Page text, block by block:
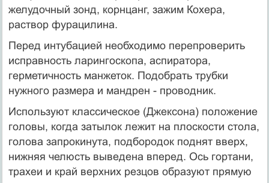
желудочный зонд, корнцанг, зажим Кохера,
раствор фурацилина.
Перед интубацией необходимо перепроверить
исправность ларингоскопа, аспиратора,
герметичность манжеток. Подобрать трубки
нужного размера и мандрен - проводник.
Используют классическое (Джексона) положение
головы, когда затылок лежит на плоскости стола,
голова запрокинута, подбородок поднят вверх,
нижняя челюсть выведена вперед. Ось гортани,
трахеи и край верхних резцов образуют прямую